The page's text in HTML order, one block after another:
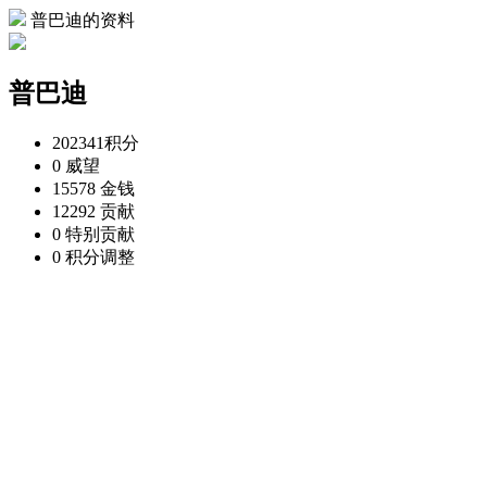
普巴迪的资料
普巴迪
202341积分
0 威望
15578 金钱
12292 贡献
0 特别贡献
0 积分调整